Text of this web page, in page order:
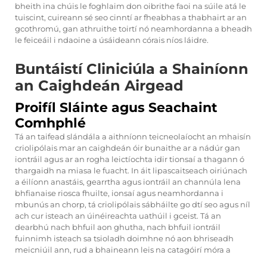
bheith ina chúis le foghlaim don oibrithe faoi na súile atá le
tuiscint, cuireann sé seo cinntí ar fheabhas a thabhairt ar an
gcothromú, gan athruithe toirtí nó neamhordanna a bheadh
le feiceáil i ndaoine a úsáideann córais níos láidre.
Buntáistí Cliniciúla a Shainíonn
an Caighdeán Airgead
Proifíl Sláinte agus Seachaint
Comhphlé
Tá an taifead slándála a aithníonn teicneolaíocht an mhaisín
criolipólais mar an caighdeán óir bunaithe ar a nádúr gan
iontráil agus ar an rogha leictíochta idir tionsaí a thagann ó
thargaidh na miasa le fuacht. In áit lipascaitseach oiriúnach
a éilíonn anastáis, gearrtha agus iontráil an channúla lena
bhfianaise riosca fhuilte, ionsaí agus neamhordanna i
mbunús an chorp, tá criolipólais sábháilte go dtí seo agus níl
ach cur isteach an úinéireachta uathúil i gceist. Tá an
dearbhú nach bhfuil aon ghutha, nach bhfuil iontráil
fuinnimh isteach sa tsioladh doimhne nó aon bhriseadh
meicniúil ann, rud a bhaineann leis na catagóirí móra a